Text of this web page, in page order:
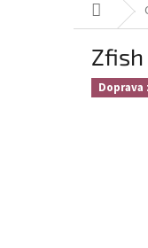
Domů
Zfish
Doprava